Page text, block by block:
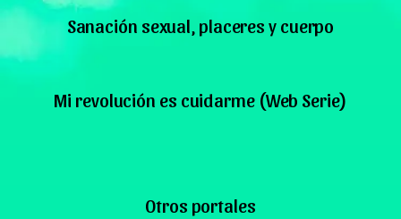
Sanación sexual, placeres y cuerpo
Mi revolución es cuidarme (Web Serie)
Otros portales